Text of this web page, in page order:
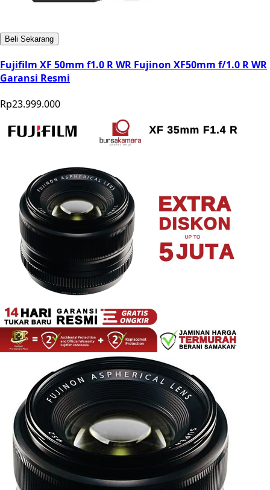
Beli Sekarang
Fujifilm XF 50mm f1.0 R WR Fujinon XF50mm f/1.0 R WR
Garansi Resmi
Rp23.999.000